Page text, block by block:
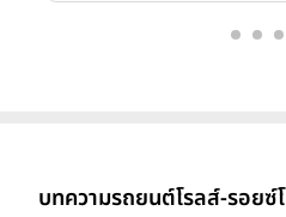
บทความรถยนต์โรลส์-รอย